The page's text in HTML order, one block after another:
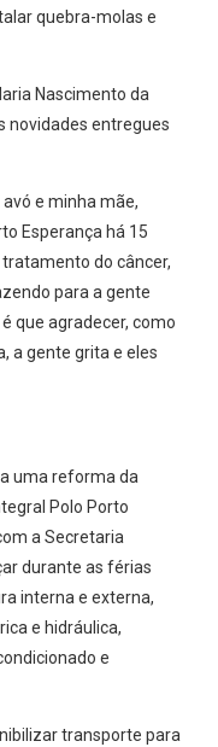
quebra-molas e
Nascimento da
novidades entregues
e minha mãe,
Esperança há 15
do câncer,
para a gente
que agradecer, como
a gente grita e eles
uma reforma da
Polo Porto
a Secretaria
durante as férias
interna e externa,
e hidráulica,
e
transporte para